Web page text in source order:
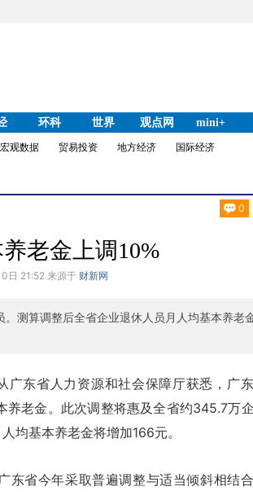
环科 世界 观点网 mini+
宏观数据 贸易投资 地方经济 国际经济
0
老金上调10%
日 21:52 来源于 财新网
测算调整后全省企业退休人员月人均基本养老
东省人力资源和社会保障厅获悉，广
养老金。此次调整将惠及全省约345.7万
均基本养老金将增加166元。
省今年采取普遍调整与适当倾斜相结